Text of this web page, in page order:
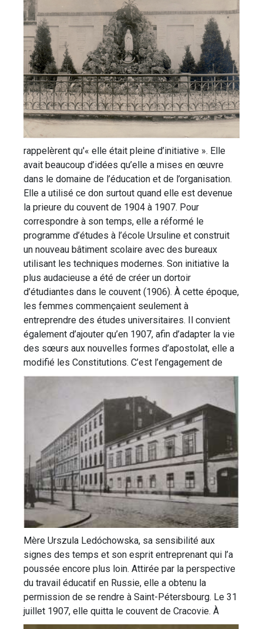
rappelèrent qu'« elle était pleine d’initiative ». Elle
avait beaucoup d’idées qu’elle a mises en œuvre
dans le domaine de l’éducation et de l’organisation.
Elle a utilisé ce don surtout quand elle est devenue
la prieure du couvent de 1904 à 1907. Pour
correspondre à son temps, elle a réformé le
programme d’études à l’école Ursuline et construit
un nouveau bâtiment scolaire avec des bureaux
utilisant les techniques modernes. Son initiative la
plus audacieuse a été de créer un dortoir
d’étudiantes dans le couvent (1906). À cette époque,
les femmes commençaient seulement à
entreprendre des études universitaires. Il convient
également d’ajouter qu’en 1907, afin d’adapter la vie
des sœurs aux nouvelles formes d’apostolat, elle a
modifié les Constitutions. C’est l’engagement de
Mère Urszula Ledóchowska, sa sensibilité aux
signes des temps et son esprit entreprenant qui l’a
poussée encore plus loin. Attirée par la perspective
du travail éducatif en Russie, elle a obtenu la
permission de se rendre à Saint-Pétersbourg. Le 31
juillet 1907, elle quitta le couvent de Cracovie. À